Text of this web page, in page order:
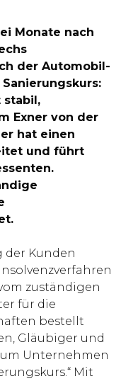
Monate nach
der Automobil-
stabil,
Exner von der
hat einen
und führt
der Kunden
zuständigen
für die
bestellt
Gläubiger und
Unternehmen
Mit